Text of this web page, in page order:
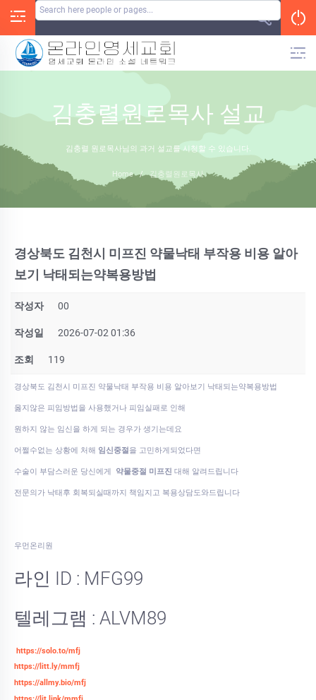
김충렬원로목사 설교
김충렬 원로목사님의 과거 설교를 시청할 수 있습니다.
Home / 김충렬원로목사
경상북도 김천시 미프진 약물낙태 부작용 비용 알아
보기 낙태되는약복용방법
작성자 00
작성일 2026-07-02 01:36
조회 119
경상북도 김천시 미프진 약물낙태 부작용 비용 알아보기 낙태되는약복용방법
옳지않은 피임방법을 사용했거나 피임실패로 인해
원하지 않는 임신을 하게 되는 경우가 생기는데요
어쩔수없는 상황에 처해 임신중절을 고민하게되었다면
수술이 부담스러운 당신에게 약물중절 미프진 대해 알려드립니다
전문의가 낙태후 회복되실때까지 책임지고 복용상담도와드립니다
우먼온리원
라인 ID : MFG99
텔레그램 : ALVM89
https://solo.to/mfj
https://litt.ly/mmfj
https://allmy.bio/mfj